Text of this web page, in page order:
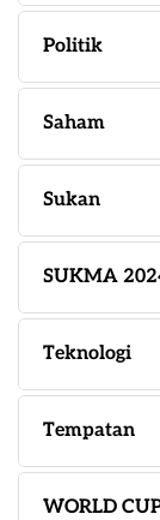
Politik
Saham
Sukan
SUKMA
Teknologi
Tempatan
WORLD